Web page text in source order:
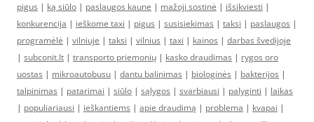
pigus | ką siūlo | paslaugos kaune | mažoji sostinė | išsikviesti |
konkurencija | ieškome taxi | pigus | susisiekimas | taksi | paslaugos |
programėlė | vilniuje | taksi | vilnius | taxi | kainos | darbas švedijoje
| subconit.lt | transporto priemonių | kasko draudimas | rygos oro
uostas | mikroautobusu | dantu balinimas | biologinės | bakterijos |
talpinimas | patarimai | siūlo | sąlygos | svarbiausi | palyginti | laikas
| populiariausi | ieškantiems | apie draudimą | problema | kvapai |